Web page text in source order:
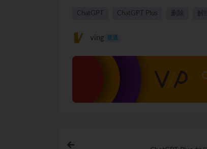
ChatGPT ChatGPT Plus 删除 解
ving 普通